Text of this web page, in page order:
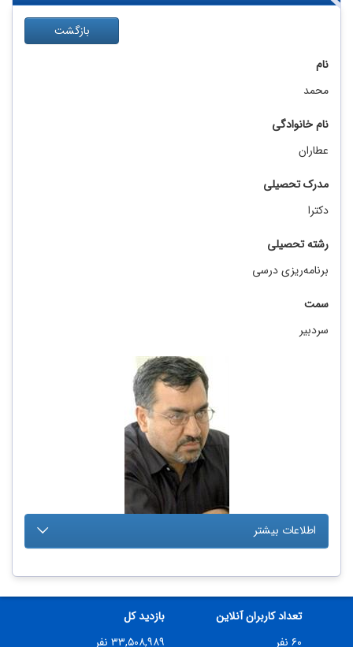
بازگشت
نام
محمد
نام خانوادگی
عطاران
مدرک تحصیلی
دکترا
رشته تحصیلی
برنامه‌ریزی درسی
سمت
سردبیر
اطلاعات بیشتر
تعداد کاربران آنلاین
۶۰ نفر
بازدید کل
۳۳,۵۰۸,۹۸۹ نفر